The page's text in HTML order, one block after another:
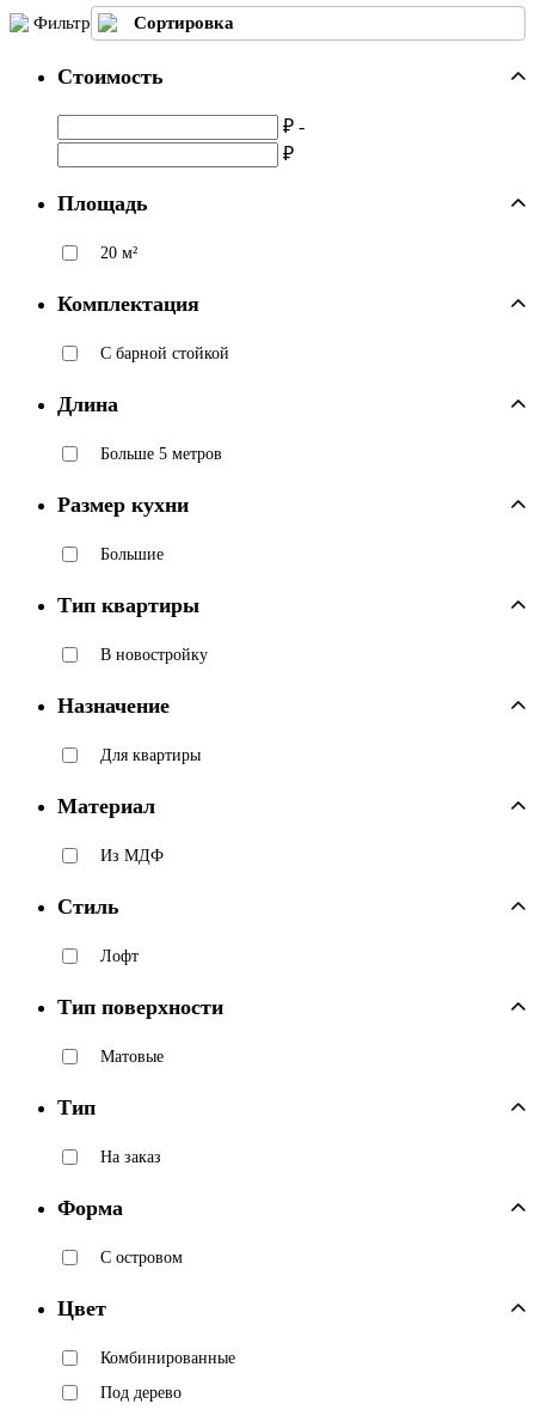
Фильтр Сортировка
Стоимость
₽ -
₽
Площадь
20 м²
Комплектация
C барной стойкой
Длина
Больше 5 метров
Размер кухни
Большие
Тип квартиры
В новостройку
Назначение
Для квартиры
Материал
Из МДФ
Стиль
Лофт
Тип поверхности
Матовые
Тип
На заказ
Форма
С островом
Цвет
Комбинированные
Под дерево